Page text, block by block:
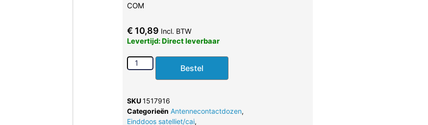
COM
€ 10,89 Incl. BTW
Levertijd: Direct leverbaar
Bestel
SKU1517916
Categorieën Antennecontactdozen,
Einddoos satelliet/cai,